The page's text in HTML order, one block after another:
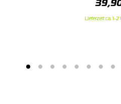
Lieferzeit ca. 1-2